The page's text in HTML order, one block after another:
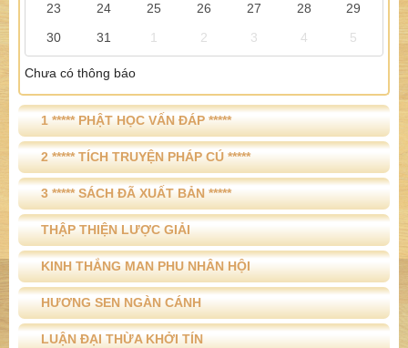
23
24 25 26 27 28
29
30
31 1 2 3 4 5
Chưa có thông báo
1 ***** PHẬT HỌC VẤN ĐÁP *****
2 ***** TÍCH TRUYỆN PHÁP CÚ *****
3 ***** SÁCH ĐÃ XUẤT BẢN *****
THẬP THIỆN LƯỢC GIẢI
KINH THẮNG MAN PHU NHÂN HỘI
HƯƠNG SEN NGÀN CÁNH
LUẬN ĐẠI THỪA KHỞI TÍN